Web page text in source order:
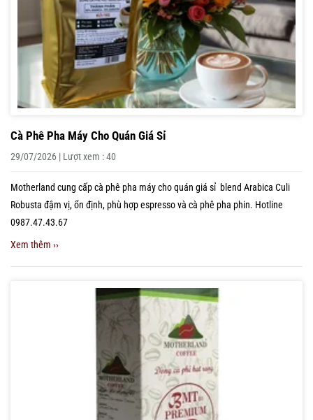
Cà Phê Pha Máy Cho Quán Giá Sỉ
29/07/2026 | Lượt xem : 40
Motherland cung cấp cà phê pha máy cho quán giá sỉ blend Arabica Culi
Robusta đậm vị, ổn định, phù hợp espresso và cà phê pha phin. Hotline
0987.47.43.67
Xem thêm ››